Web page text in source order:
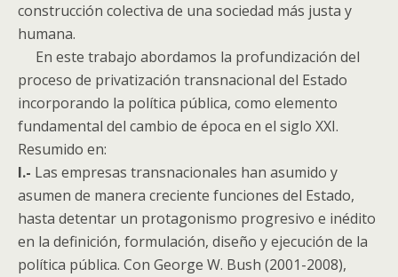
construcción colectiva de una sociedad más justa y
humana.
En este trabajo abordamos la profundización del
proceso de privatización transnacional del Estado
incorporando la política pública, como elemento
fundamental del cambio de época en el siglo XXI.
Resumido en:
I.- Las empresas transnacionales han asumido y
asumen de manera creciente funciones del Estado,
hasta detentar un protagonismo progresivo e inédito
en la definición, formulación, diseño y ejecución de la
política pública. Con George W. Bush (2001-2008),